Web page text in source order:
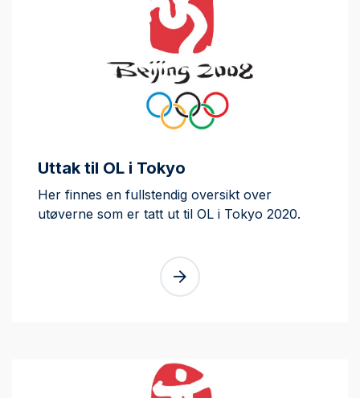
Uttak til OL i Tokyo
Her finnes en fullstendig oversikt over
utøverne som er tatt ut til OL i Tokyo 2020.